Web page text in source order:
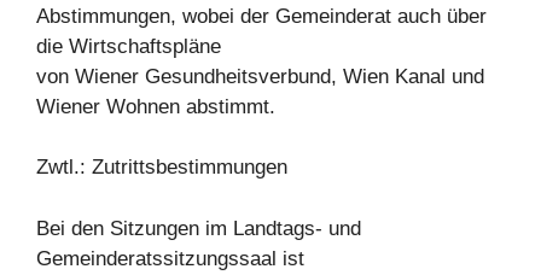
Abstimmungen, wobei der Gemeinderat auch über
die Wirtschaftspläne
von Wiener Gesundheitsverbund, Wien Kanal und
Wiener Wohnen abstimmt.
Zwtl.: Zutrittsbestimmungen
Bei den Sitzungen im Landtags- und
Gemeinderatssitzungssaal ist